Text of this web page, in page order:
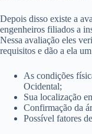
Depois disso existe a
engenheiros filiados a
Nessa avaliação eles
requisitos e dão a ela
As condições
Ocidental;
Sua localização
Confirmação da
Possível fatores